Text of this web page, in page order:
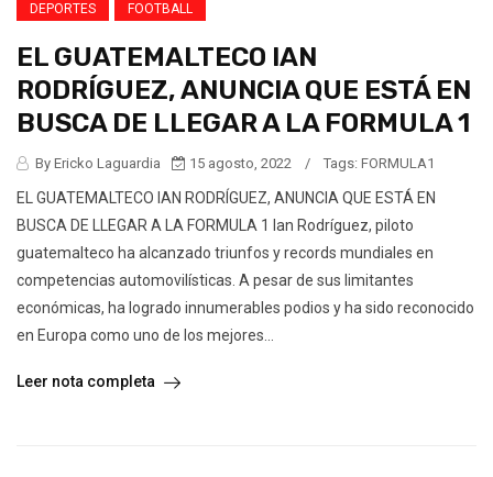
DEPORTES FOOTBALL
EL GUATEMALTECO IAN
RODRÍGUEZ, ANUNCIA QUE ESTÁ EN
BUSCA DE LLEGAR A LA FORMULA 1
By Ericko Laguardia 15 agosto, 2022 / Tags: FORMULA1
EL GUATEMALTECO IAN RODRÍGUEZ, ANUNCIA QUE ESTÁ EN
BUSCA DE LLEGAR A LA FORMULA 1 Ian Rodríguez, piloto
guatemalteco ha alcanzado triunfos y records mundiales en
competencias automovilísticas. A pesar de sus limitantes
económicas, ha logrado innumerables podios y ha sido reconocido
en Europa como uno de los mejores...
Leer nota completa